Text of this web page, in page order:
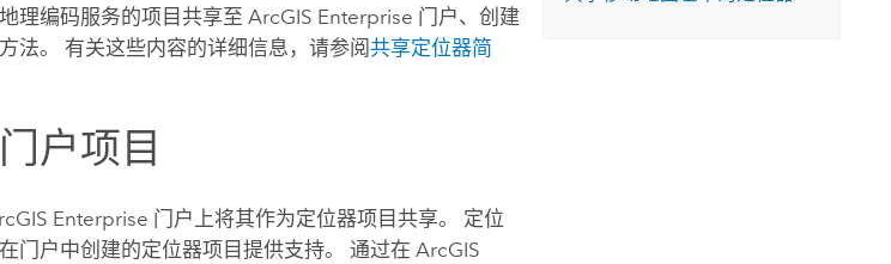
理编码服务的项目共享至ArcGIS Enterprise 门户、创建
法。 有关这些内容的详细信息，请参阅共享定位器简
户项目
Enterprise 门户上将其作为定位器项目共享。 定位
门户中创建的定位器项目提供支持。 通过在ArcGIS